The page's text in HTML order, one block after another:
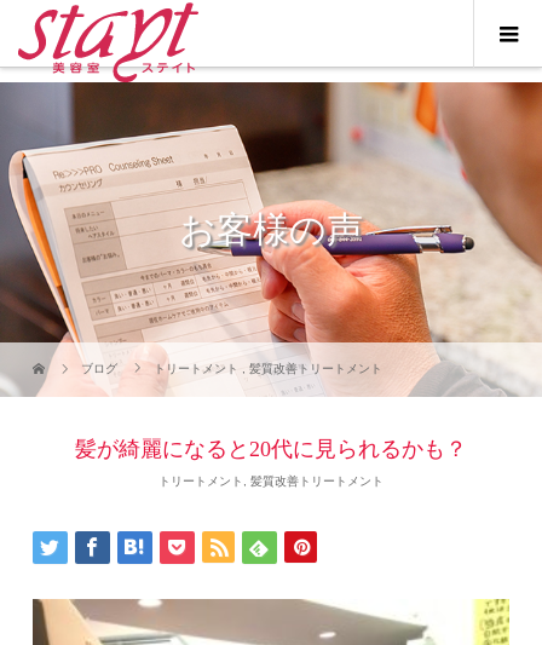
お客様の声
ブログ トリートメント ,髪質改善トリートメント
髪が綺麗になると20代に見られるかも？
トリートメント 髪質改善トリートメント